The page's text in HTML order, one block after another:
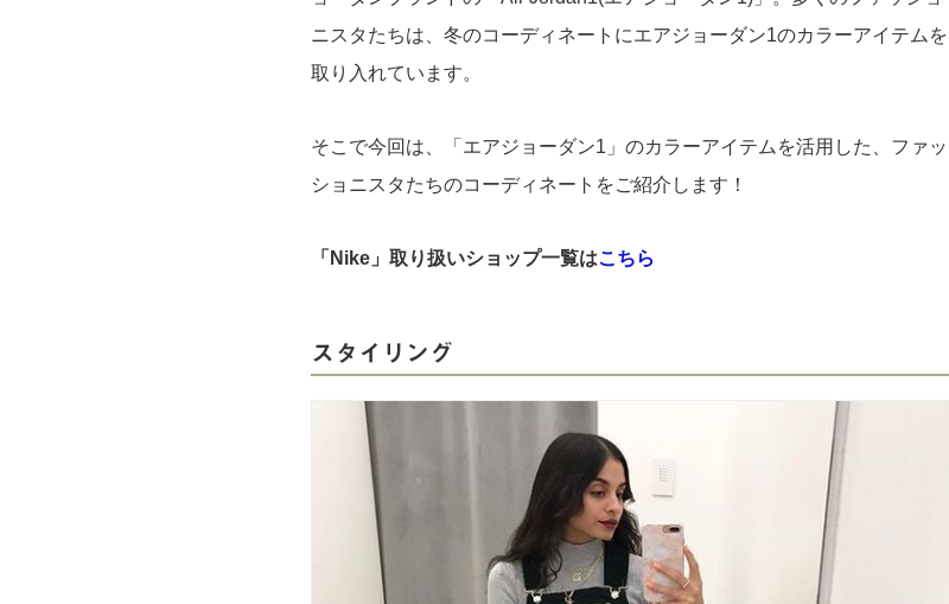
ニスタたちは、冬のコーディネートにエアジョーダン1のカラーアイテムを
取り入れています。
そこで今回は、「エアジョーダン1」のカラーアイテムを活用した、ファッ
ショニスタたちのコーディネートをご紹介します！
「Nike」取り扱いショップ一覧はこちら
スタイリング